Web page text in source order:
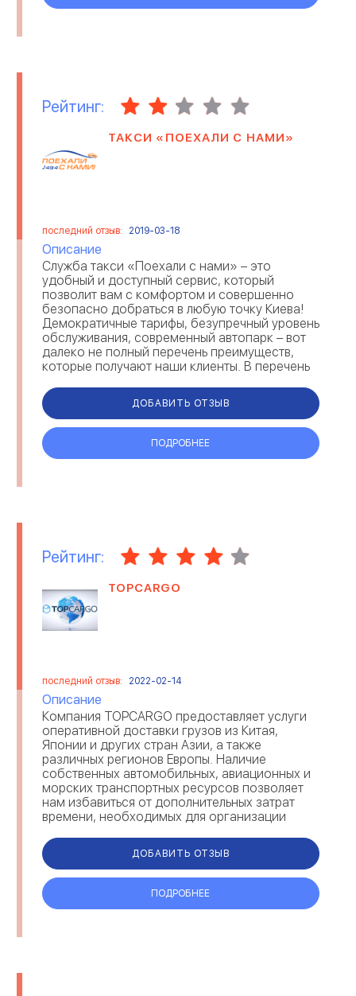
Рейтинг:
ТАКСИ «ПОЕХАЛИ С НАМИ»
последний отзыв: 2019-03-18
Описание
Служба такси «Поехали с нами» – это
удобный и доступный сервис, который
позволит вам с комфортом и совершенно
безопасно добраться в любую точку Киева!
Демократичные тарифы, безупречный уровень
обслуживания, современный автопарк – вот
далеко не полный перечень преимуществ,
которые получают наши клиенты. В перечень
трансферов, вст...
ДОБАВИТЬ ОТЗЫВ
ПОДРОБНЕЕ
Рейтинг:
TOPCARGO
последний отзыв: 2022-02-14
Описание
Компания TOPCARGO предоставляет услуги
оперативной доставки грузов из Китая,
Японии и других стран Азии, а также
различных регионов Европы. Наличие
собственных автомобильных, авиационных и
морских транспортных ресурсов позволяет
нам избавиться от дополнительных затрат
времени, необходимых для организации
на доступном уровне, а ...
ДОБАВИТЬ ОТЗЫВ
ПОДРОБНЕЕ